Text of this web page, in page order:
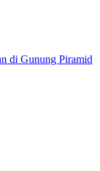
di Gunung Piramid